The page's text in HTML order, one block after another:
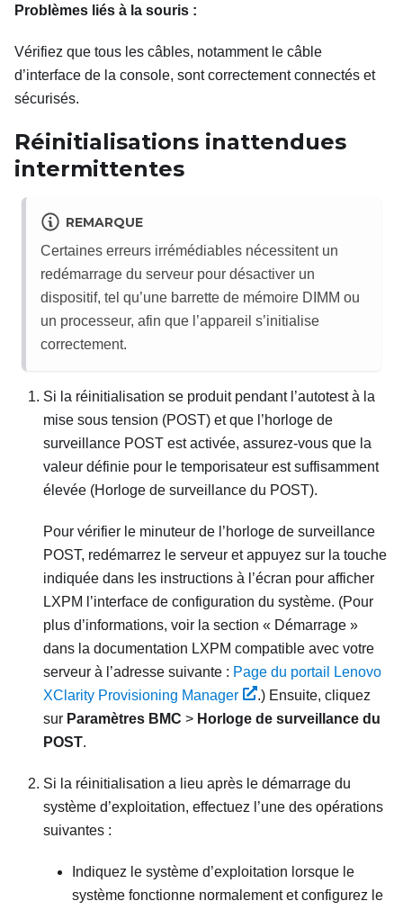
Problèmes liés à la souris :
Vérifiez que tous les câbles, notamment le câble
d’interface de la console, sont correctement connectés et
sécurisés.
Réinitialisations inattendues
intermittentes
REMARQUE
Certaines erreurs irrémédiables nécessitent un
redémarrage du serveur pour désactiver un
dispositif, tel qu’une barrette de mémoire DIMM ou
un processeur, afin que l’appareil s’initialise
correctement.
Si la réinitialisation se produit pendant l’autotest à la
mise sous tension (POST) et que l’horloge de
surveillance POST est activée, assurez-vous que la
valeur définie pour le temporisateur est suffisamment
élevée (Horloge de surveillance du POST).
Pour vérifier le minuteur de l’horloge de surveillance
POST, redémarrez le serveur et appuyez sur la touche
indiquée dans les instructions à l’écran pour afficher
LXPM
l’interface de configuration du système. (Pour
plus d’informations, voir la section « Démarrage »
dans la documentation LXPM compatible avec votre
serveur à l’adresse suivante : Page du portail Lenovo
XClarity Provisioning Manager
.)Ensuite, cliquez
sur Paramètres BMC > Horloge de surveillance du
POST.
Si la réinitialisation a lieu après le démarrage du
système d’exploitation, effectuez l’une des opérations
suivantes :
Indiquez le système d’exploitation lorsque le
système fonctionne normalement et configurez le